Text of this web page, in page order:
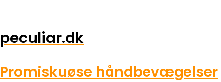
peculiar.dk
Promiskuøse håndbevægelser